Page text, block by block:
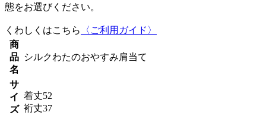
態をお選びください。
くわしくはこちら
〈ご利用ガイド〉
商
品
名
シルクわたのおやすみ肩当て
サ
イ
ズ
着丈52
裄丈37